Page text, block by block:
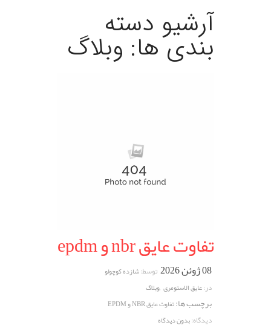
آرشیو دسته
بندی ها: وبلاگ
تفاوت عایق nbr و epdm
08 ژوئن 2026 توسط:شازده کوچولو
در:عایق الاستومری ,وبلاگ
برچسب ها:تفاوت عایق NBR و EPDM
دیدگاه:بدون دیدگاه